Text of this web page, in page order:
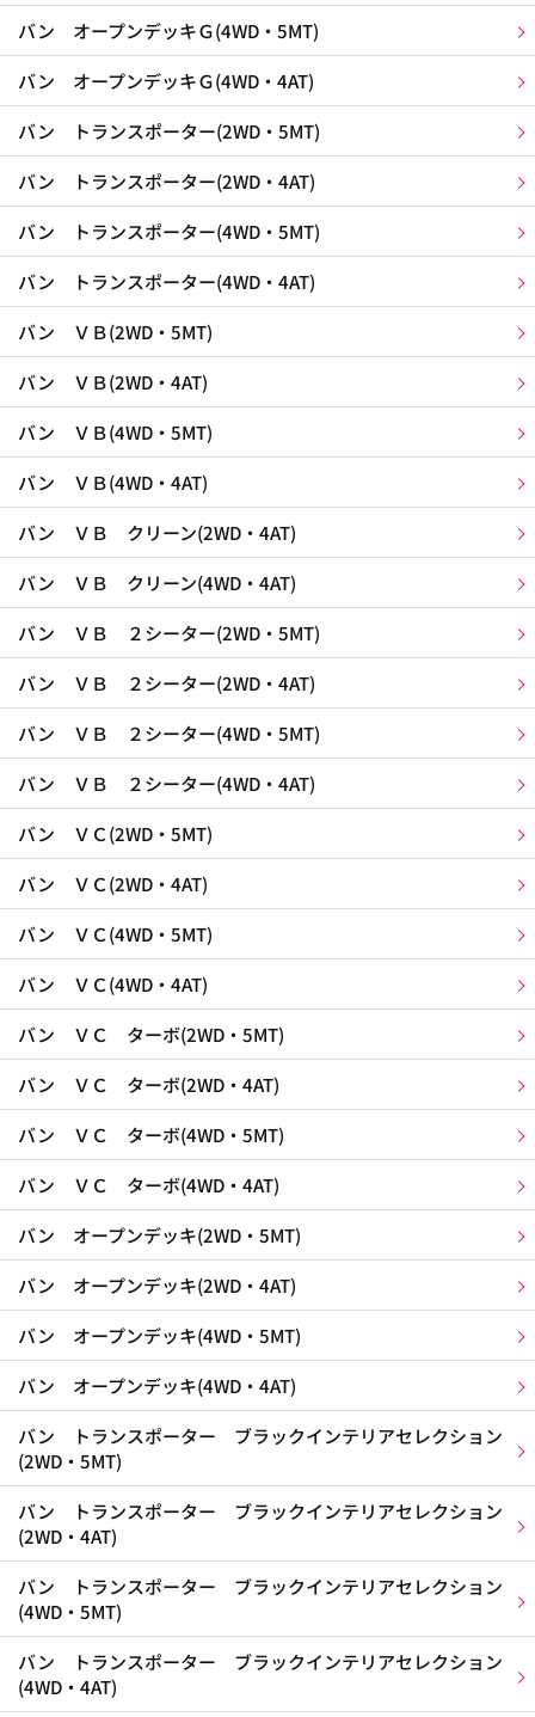
バン オープンデッキＧ(4WD・5MT)
バン オープンデッキＧ(4WD・4AT)
バン トランスポーター(2WD・5MT)
バン トランスポーター(2WD・4AT)
バン トランスポーター(4WD・5MT)
バン トランスポーター(4WD・4AT)
バン ＶＢ(2WD・5MT)
バン ＶＢ(2WD・4AT)
バン ＶＢ(4WD・5MT)
バン ＶＢ(4WD・4AT)
バン ＶＢ クリーン(2WD・4AT)
バン ＶＢ クリーン(4WD・4AT)
バン ＶＢ ２シーター(2WD・5MT)
バン ＶＢ ２シーター(2WD・4AT)
バン ＶＢ ２シーター(4WD・5MT)
バン ＶＢ ２シーター(4WD・4AT)
バン ＶＣ(2WD・5MT)
バン ＶＣ(2WD・4AT)
バン ＶＣ(4WD・5MT)
バン ＶＣ(4WD・4AT)
バン ＶＣ ターボ(2WD・5MT)
バン ＶＣ ターボ(2WD・4AT)
バン ＶＣ ターボ(4WD・5MT)
バン ＶＣ ターボ(4WD・4AT)
バン オープンデッキ(2WD・5MT)
バン オープンデッキ(2WD・4AT)
バン オープンデッキ(4WD・5MT)
バン オープンデッキ(4WD・4AT)
バン トランスポーター ブラックインテリアセレクション
(2WD・5MT)
バン トランスポーター ブラックインテリアセレクション
(2WD・4AT)
バン トランスポーター ブラックインテリアセレクション
(4WD・5MT)
バン トランスポーター ブラックインテリアセレクション
(4WD・4AT)